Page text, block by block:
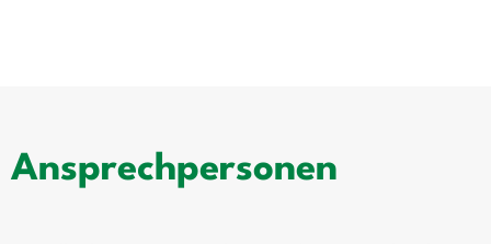
Ansprechpersonen